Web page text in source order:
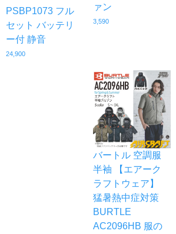
PSBP1073 フル
セット バッテリ
ー付 静音
24,900
ァン
3,590
バートル 空調服
半袖 【エアーク
ラフトウェア】
猛暑熱中症対策
BURTLE
AC2096HB 服の